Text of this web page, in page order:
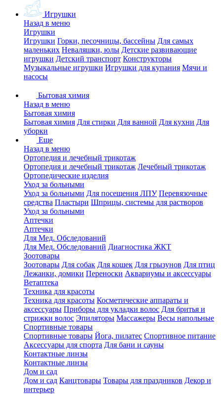
Игрушки
Назад в меню
Игрушки
Игрушки Горки, песочницы, бассейны Для самых
маленьких Неваляшки, юлы Детские развивающие
игрушки Детский транспорт Конструкторы
Музыкальные игрушки Игрушки для купания Мячи и
насосы
Бытовая химия
Назад в меню
Бытовая химия
Бытовая химия Для стирки Для ванной Для кухни Для
уборки
Еще
Назад в меню
Ортопедия и лечебный трикотаж
Ортопедия и лечебный трикотаж Лечебный трикотаж
Ортопедические изделия
Уход за больными
Уход за больными Для посещения ЛПУ Перевязочные
средства Пластыри Шприцы, системы для растворов
Уход за больными
Аптечки
Аптечки
Для Мед. Обследований
Для Мед. Обследований Диагностика ЖКТ
Зоотовары
Зоотовары Для собак Для кошек Для грызунов Для птиц
Лежанки, домики Переноски Аквариумы и аксессуары
Ветаптека
Техника для красоты
Техника для красоты Косметические аппараты и
аксессуары Приборы для укладки волос Для бритья и
стрижки волос Эпиляторы Массажеры Весы напольные
Спортивные товары
Спортивные товары Йога, пилатес Спортивное питание
Аксессуары для спорта Для бани и сауны
Контактные линзы
Контактные линзы
Дом и сад
Дом и сад Канцтовары Товары для праздников Декор и
интерьер